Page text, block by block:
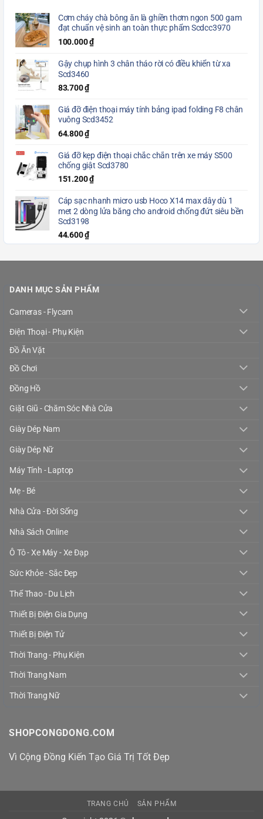
Cơm cháy chà bông ăn là ghiền thơm ngon 500 gam
đạt chuẩn vệ sinh an toàn thực phẩm Scdcc3970
100.000₫
Gậy chụp hình 3 chân tháo rời có điều khiển từ xa
Scd3460
83.700₫
Giá đỡ điện thoại máy tính bảng ipad folding F8 chân
vuông Scd3452
64.800₫
Giá đỡ kẹp điện thoại chắc chắn trên xe máy S500
chống giật Scd3780
151.200₫
Cáp sạc nhanh micro usb Hoco X14 max dây dù 1
met 2 dòng lửa băng cho android chống đứt siêu bền
Scd3198
44.600₫
DANH MỤC SẢN PHẨM
Cameras - Flycam
Điện Thoại - Phụ Kiện
Đồ Ăn Vặt
Đồ Chơi
Đồng Hồ
Giặt Giũ - Chăm Sóc Nhà Cửa
Giày Dép Nam
Giày Dép Nữ
Máy Tính - Laptop
Mẹ - Bé
Nhà Cửa - Đời Sống
Nhà Sách Online
Ô Tô - Xe Máy - Xe Đạp
Sức Khỏe - Sắc Đẹp
Thể Thao - Du Lịch
Thiết Bị Điện Gia Dụng
Thiết Bị Điện Tử
Thời Trang - Phụ Kiện
Thời Trang Nam
Thời Trang Nữ
SHOPCONGDONG.COM
Vì Cộng Đồng Kiến Tạo Giá Trị Tốt Đẹp
TRANG CHỦ SẢN PHẨM